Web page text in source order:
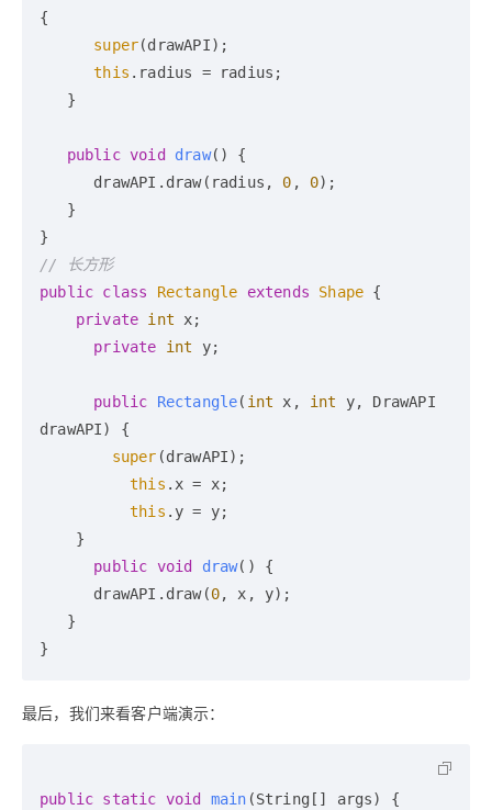
{
super(drawAPI);
this .radius = radius;
public void draw()
{
      drawAPI.draw(radius,
0 , 0);
// 长方形
public class Rectangle extends Shape {
private int x;
private
int y;
public Rectangle( int x, int
y, DrawAPI
drawAPI)
{
super (drawAPI);
this .x = x;
this .y = y;
public void draw()
{
      drawAPI.draw(
0, x, y);
最后，我们来看客户端演示：
public static void main (String[] args)
{